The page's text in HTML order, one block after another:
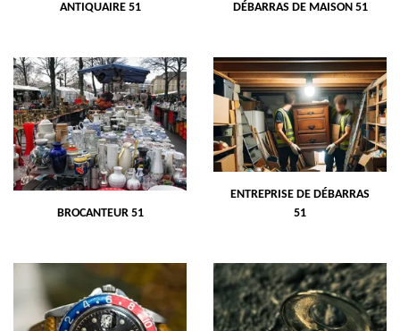
ANTIQUAIRE 51 DÉBARRAS DE MAISON 51
BROCANTEUR 51
ENTREPRISE DE DÉBARRAS
51